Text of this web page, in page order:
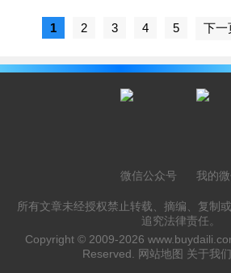
1 2 3 4 5 下一
微信公众号 我的
所有文章未经授权禁止转载、摘编、复制
追究法律责任。
Copyright © 2009-2026
Reserved.
网站地图 关于我们